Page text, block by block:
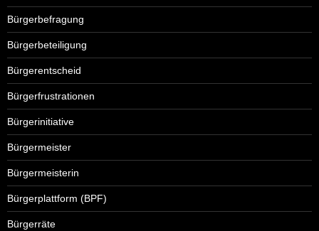
Bürgerbefragung
Bürgerbeteiligung
Bürgerentscheid
Bürgerfrustrationen
Bürgerinitiative
Bürgermeister
Bürgermeisterin
Bürgerplattform (BPF)
Bürgerräte